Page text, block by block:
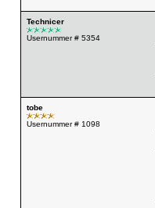
Technicer
Usernummer # 5354
tobe
Usernummer # 1098